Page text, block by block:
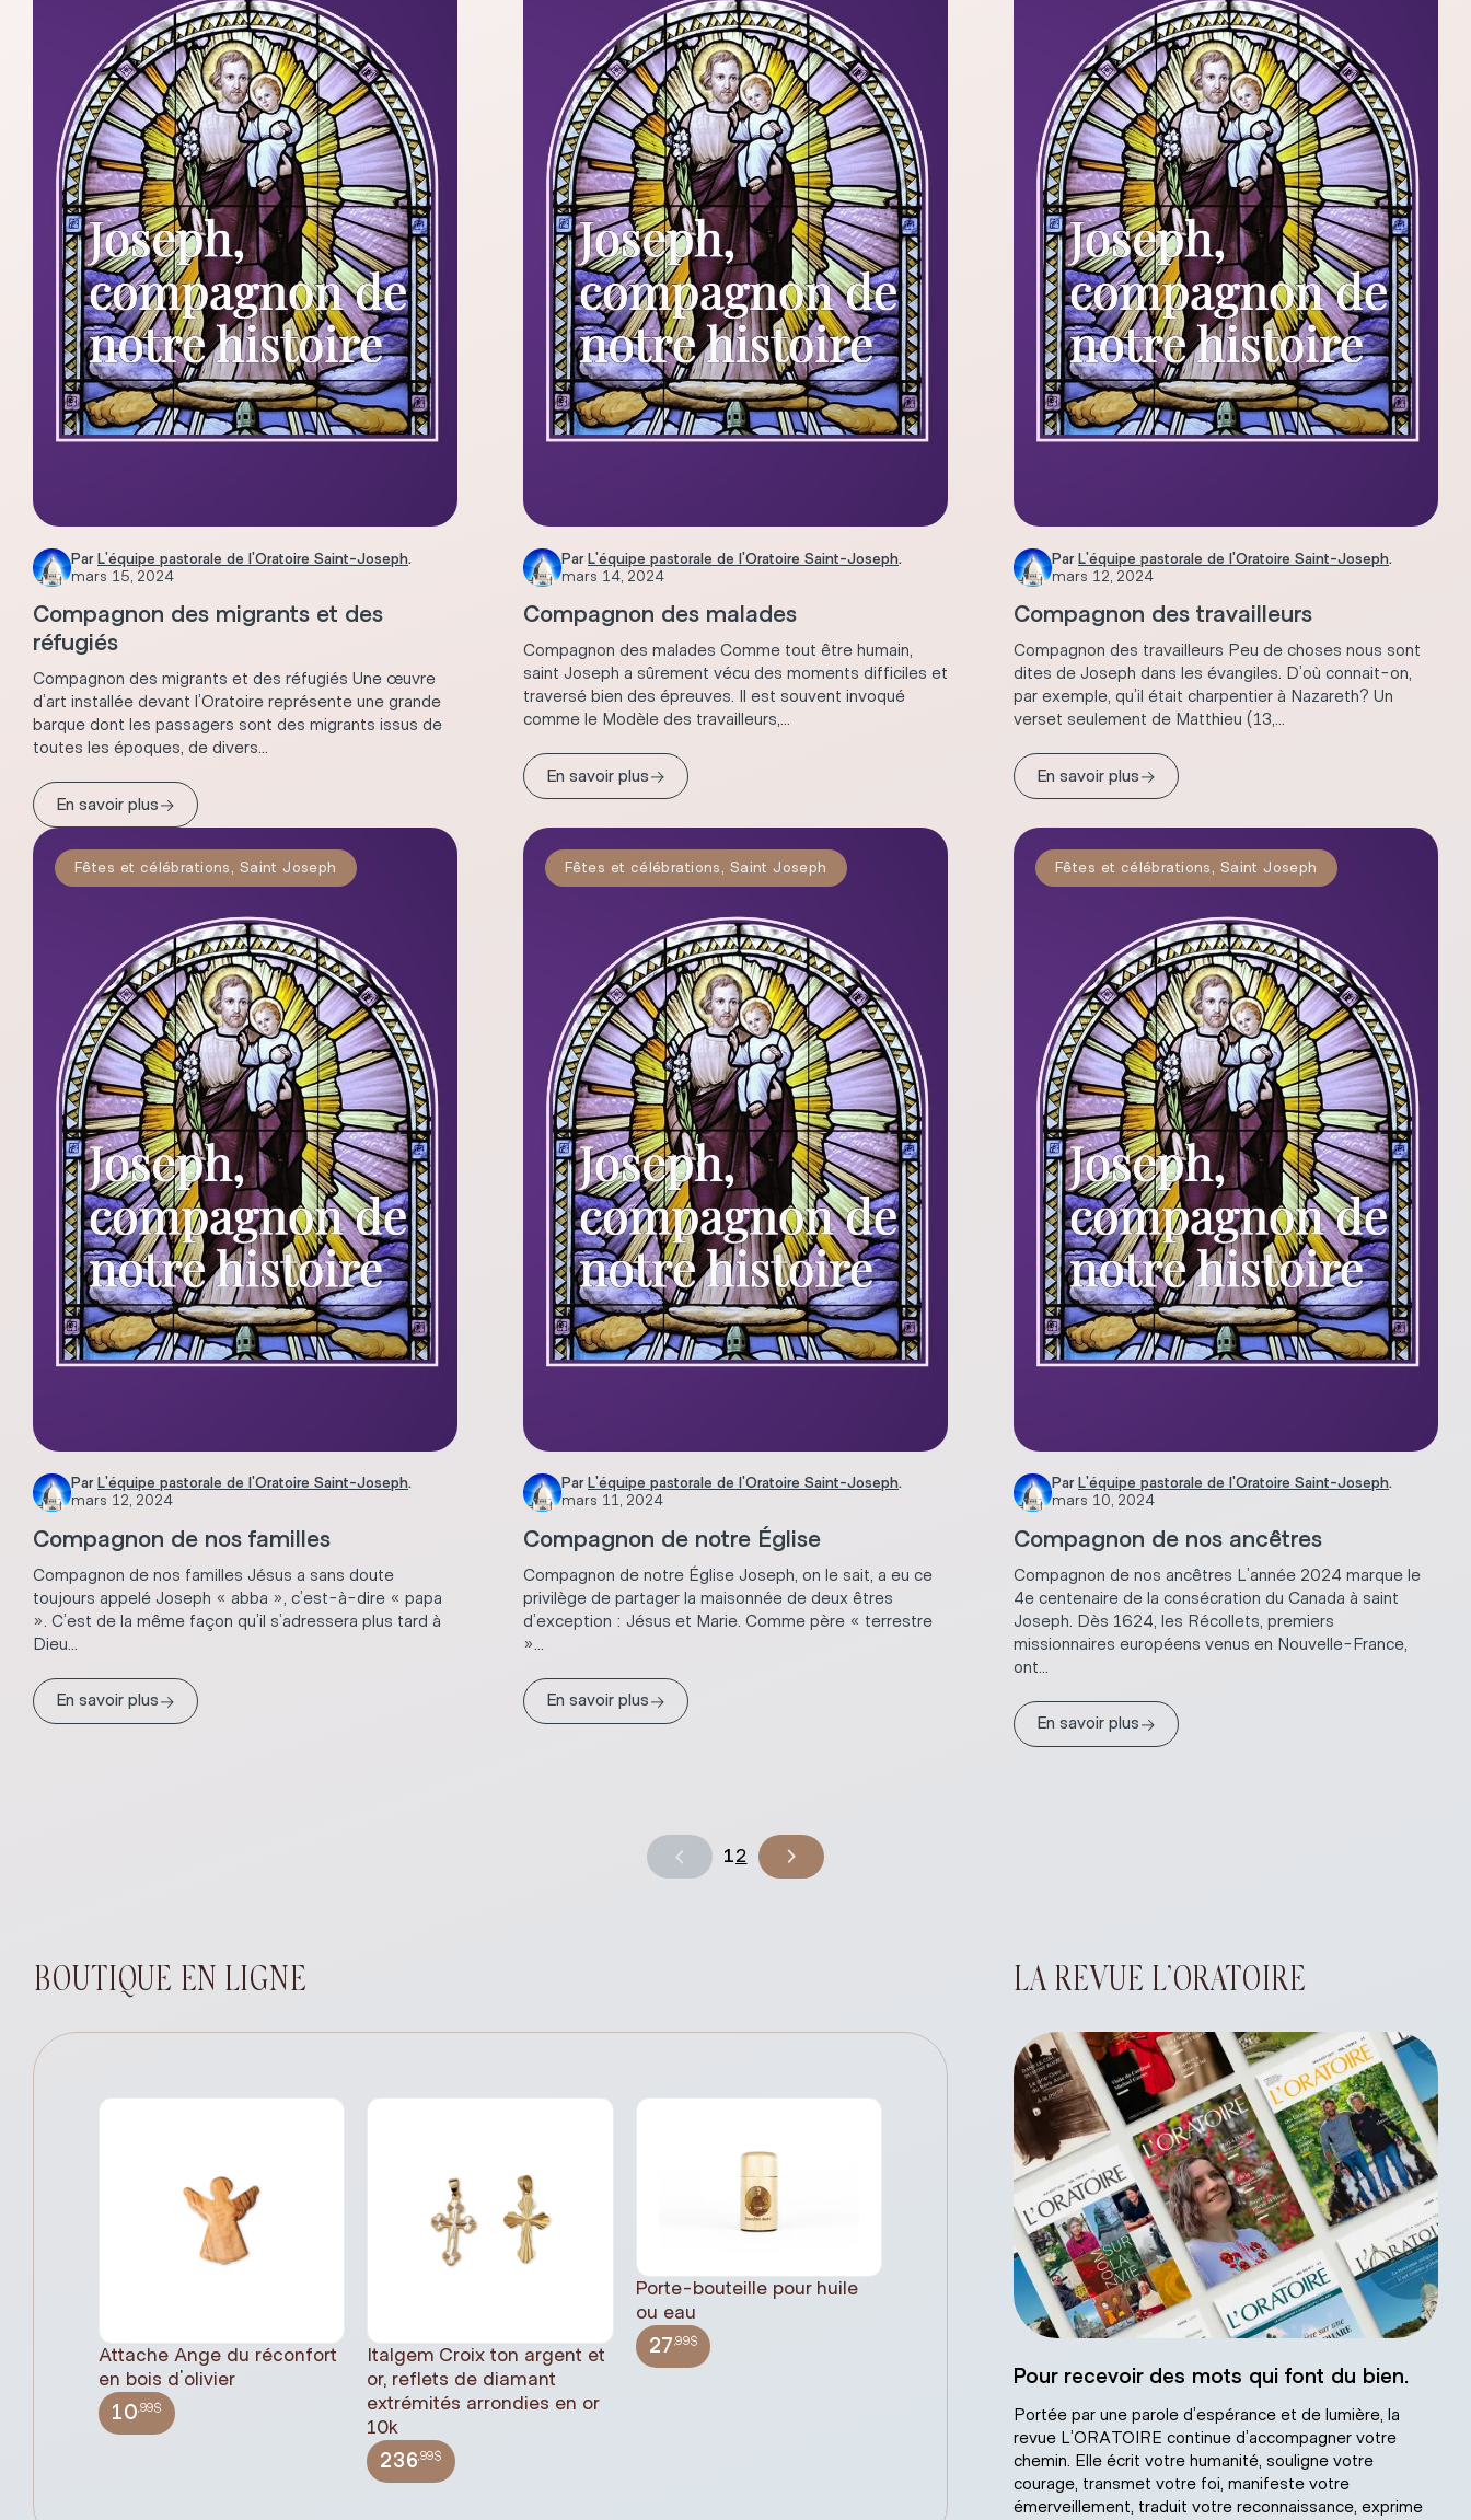
Par L'équipe pastorale de l'Oratoire Saint-Joseph.
mars 15, 2024
Compagnon des migrants et des
réfugiés
Compagnon des migrants et des réfugiés Une œuvre
d’art installée devant l’Oratoire représente une grande
barque dont les passagers sont des migrants issus de
toutes les époques, de divers...
En savoir plus→
Par L'équipe pastorale de l'Oratoire Saint-Joseph.
mars 14, 2024
Compagnon des malades
Compagnon des malades Comme tout être humain,
saint Joseph a sûrement vécu des moments difficiles et
traversé bien des épreuves. Il est souvent invoqué
comme le Modèle des travailleurs,...
En savoir plus→
Par L'équipe pastorale de l'Oratoire Saint-Joseph.
mars 12, 2024
Compagnon des travailleurs
Compagnon des travailleurs Peu de choses nous sont
dites de Joseph dans les évangiles. D’où connait-on,
par exemple, qu’il était charpentier à Nazareth? Un
verset seulement de Matthieu (13,...
En savoir plus→
Fêtes et célébrations, Saint Joseph
Par L'équipe pastorale de l'Oratoire Saint-Joseph.
mars 12, 2024
Compagnon de nos familles
Compagnon de nos familles Jésus a sans doute
toujours appelé Joseph « abba », c’est-à-dire « papa
». C’est de la même façon qu’il s’adressera plus tard à
Dieu...
En savoir plus→
Fêtes et célébrations, Saint Joseph
Par L'équipe pastorale de l'Oratoire Saint-Joseph.
mars 11, 2024
Compagnon de notre Église
Compagnon de notre Église Joseph, on le sait, a eu ce
privilège de partager la maisonnée de deux êtres
d’exception : Jésus et Marie. Comme père « terrestre
»...
En savoir plus→
Fêtes et célébrations, Saint Joseph
Par L'équipe pastorale de l'Oratoire Saint-Joseph.
mars 10, 2024
Compagnon de nos ancêtres
Compagnon de nos ancêtres L’année 2024 marque le
4e centenaire de la consécration du Canada à saint
Joseph. Dès 1624, les Récollets, premiers
missionnaires européens venus en Nouvelle-France,
ont...
En savoir plus→
12
BOUTIQUE EN LIGNE
Attache Ange du réconfort
en bois d'olivier
10,99$
Italgem Croix ton argent et
or, reflets de diamant
extrémités arrondies en or
10k
236,99$
Porte-bouteille pour huile
ou eau
27 ,99$
Jésus plâtre naturel
LA REVUE L’ORATOIRE
Pour recevoir des mots qui font du bien.
Portée par une parole d’espérance et de lumière, la
revue L’ORATOIRE continue d’accompagner votre
chemin. Elle écrit votre humanité, souligne votre
courage, transmet votre foi, manifeste votre
émerveillement, traduit votre reconnaissance, exprime